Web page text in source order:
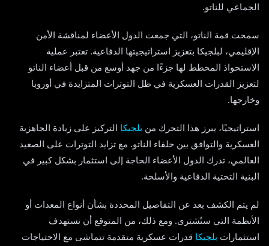
الجماعي للناتو.
سمحت قمة الناتو، التي جمعت الدول الأعضاء لمناقشة الأمن
الإقليمي، لبلجيكا بتعزيز استراتيجيتها الدفاعية. تعتبر عملية
الاستحواذ المخطط لها جزءًا من جهد أوسع من قبل أعضاء الناتو
لتعزيز القدرات العسكرية في ظل التوترات المتزايدة في أوروبا
وخارجها.
استراتيجيًا، يبرز هذا التحرك من بلجيكا التركيز على زيادة الجاهزية
العسكرية والتوافق بين حلفاء الناتو. مع تزايد التوترات على الصعيد
العالمي، تدرك الدول الأعضاء الحاجة إلى استثمار بشكل كبير في
البنية التحتية الدفاعية والأسلحة.
لم يتم الكشف بعد عن التفاصيل المحددة بشأن أنواع المعدات أو
الأنظمة التي ستُشترى. ومع ذلك، من المتوقع أن تستهدف
استثمارات بلجيكا قدرات عسكرية متقدمة تتماشى مع الاحتياجات